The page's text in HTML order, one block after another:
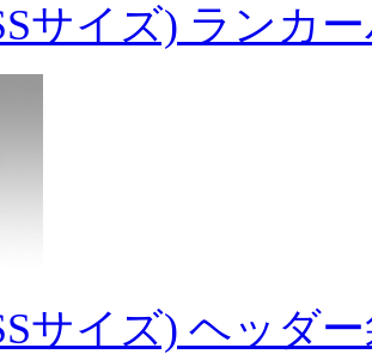
サイズ) ランカ
サイズ) ヘッダ